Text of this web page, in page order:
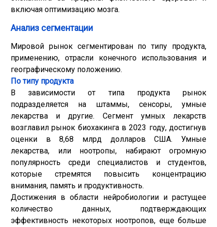
включая оптимизацию мозга.
Анализ сегментации
Мировой рынок сегментирован по типу продукта,
применению, отрасли конечного использования и
географическому положению.
По типу продукта
В зависимости от типа продукта рынок
подразделяется на штаммы, сенсоры, умные
лекарства и другие. Сегмент умных лекарств
возглавил рынок биохакинга в 2023 году, достигнув
оценки в 8,68 млрд долларов США. Умные
лекарства, или ноотропы, набирают огромную
популярность среди специалистов и студентов,
которые стремятся повысить концентрацию
внимания, память и продуктивность.
Достижения в области нейробиологии и растущее
количество данных, подтверждающих
эффективность некоторых ноотропов, еще больше